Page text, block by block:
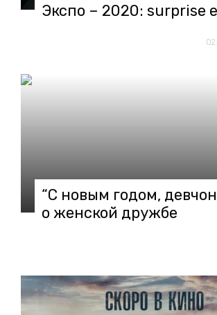
Экспо – 2020: surprise
“С новым годом,
о женской дружбе